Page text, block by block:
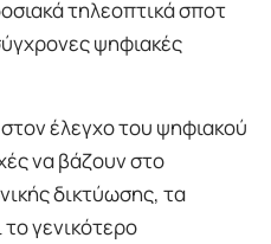
τηλεοπτικά σποτ
ψηφιακές
στον έλεγχο του ψηφιακού
να βάζουν στο
δικτύωσης, τα
το γενικότερο